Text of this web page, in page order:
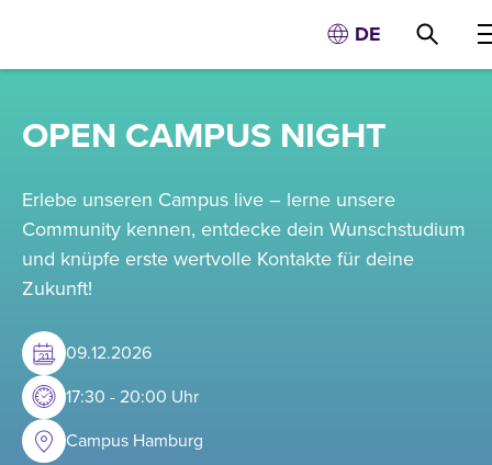
DE
OPEN CAMPUS NIGHT
Erlebe unseren Campus live – lerne unsere
Community kennen, entdecke dein Wunschstudium
und knüpfe erste wertvolle Kontakte für deine
Zukunft!
09.12.2026
17:30 - 20:00 Uhr
Campus Hamburg